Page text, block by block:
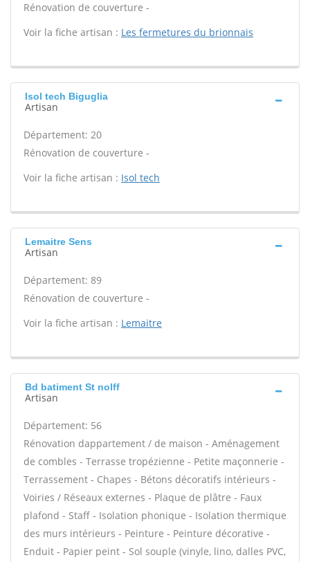
Rénovation de couverture -
Voir la fiche artisan : Les fermetures du brionnais
Isol tech Biguglia
Artisan
Département: 20
Rénovation de couverture -
Voir la fiche artisan : Isol tech
Lemaitre Sens
Artisan
Département: 89
Rénovation de couverture -
Voir la fiche artisan : Lemaitre
Bd batiment St nolff
Artisan
Département: 56
Rénovation dappartement / de maison - Aménagement
de combles - Terrasse tropézienne - Petite maçonnerie -
Terrassement - Chapes - Bétons décoratifs intérieurs -
Voiries / Réseaux externes - Plaque de plâtre - Faux
plafond - Staff - Isolation phonique - Isolation thermique
des murs intérieurs - Peinture - Peinture décorative -
Enduit - Papier peint - Sol souple (vinyle, lino, dalles PVC,